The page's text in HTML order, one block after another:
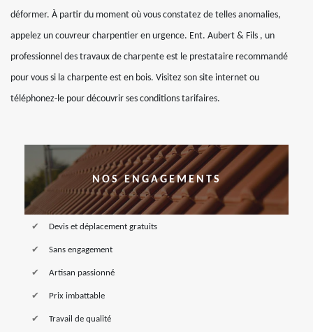
déformer. À partir du moment où vous constatez de telles anomalies,
appelez un couvreur charpentier en urgence. Ent. Aubert & Fils , un
professionnel des travaux de charpente est le prestataire recommandé
pour vous si la charpente est en bois. Visitez son site internet ou
téléphonez-le pour découvrir ses conditions tarifaires.
NOS ENGAGEMENTS
Devis et déplacement gratuits
Sans engagement
Artisan passionné
Prix imbattable
Travail de qualité